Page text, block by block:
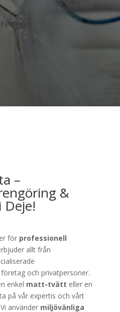
–
&
för professionell
allt från
och privatpersoner.
enkel matt-tvätt eller en
på vår expertis och vårt
använder miljövänliga